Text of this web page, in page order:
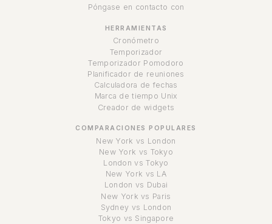
Póngase en contacto con
HERRAMIENTAS
Cronómetro
Temporizador
Temporizador Pomodoro
Planificador de reuniones
Calculadora de fechas
Marca de tiempo Unix
Creador de widgets
COMPARACIONES POPULARES
New York vs London
New York vs Tokyo
London vs Tokyo
New York vs LA
London vs Dubai
New York vs Paris
Sydney vs London
Tokyo vs Singapore